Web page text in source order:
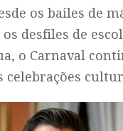
os bailes de
desfiles de
o Carnaval
celebrações